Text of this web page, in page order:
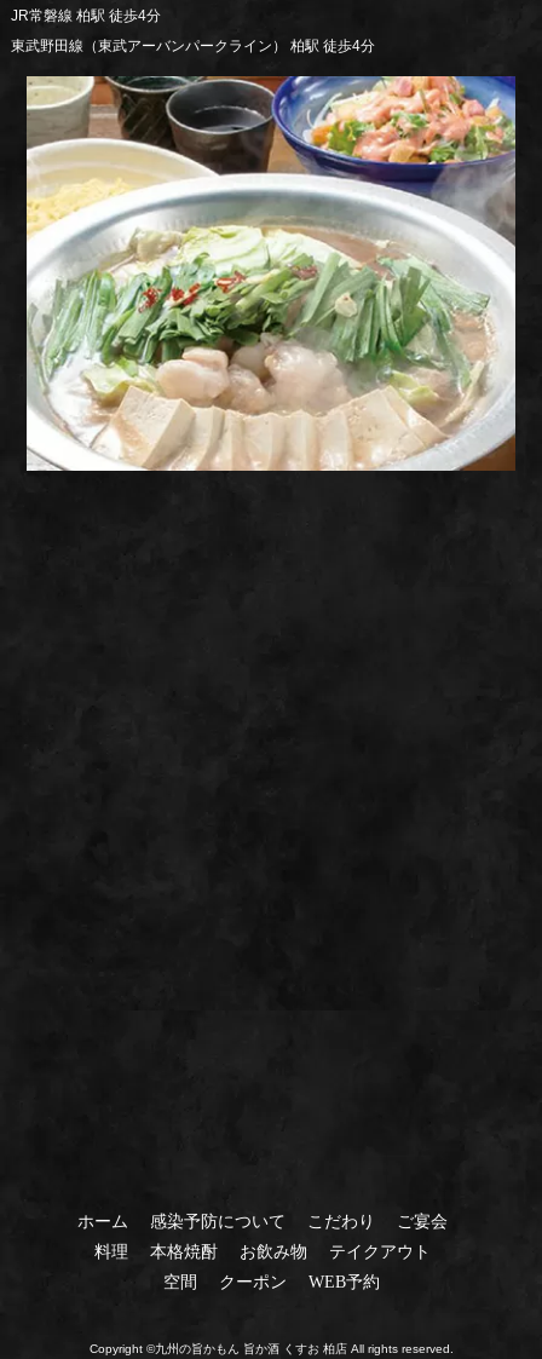
JR常磐線 柏駅 徒歩4分
東武野田線（東武アーバンパークライン） 柏駅 徒歩4分
ホーム 感染予防について こだわり
ご宴会
料理
本格焼酎 お飲み物
テイクアウト
空間
クーポン WEB予約
Copyright ©九州の旨かもん 旨か酒 くすお 柏店 All rights reserved.